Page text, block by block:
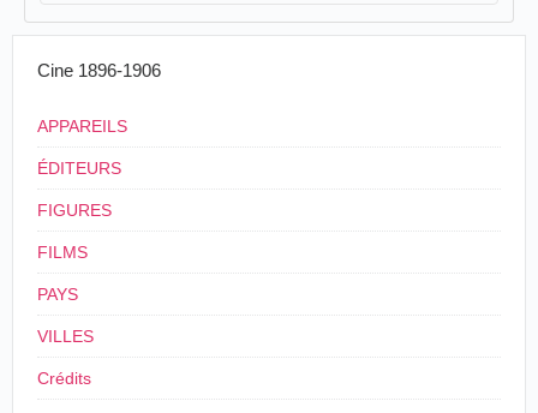
Cine 1896-1906
APPAREILS
ÉDITEURS
FIGURES
FILMS
PAYS
VILLES
Crédits